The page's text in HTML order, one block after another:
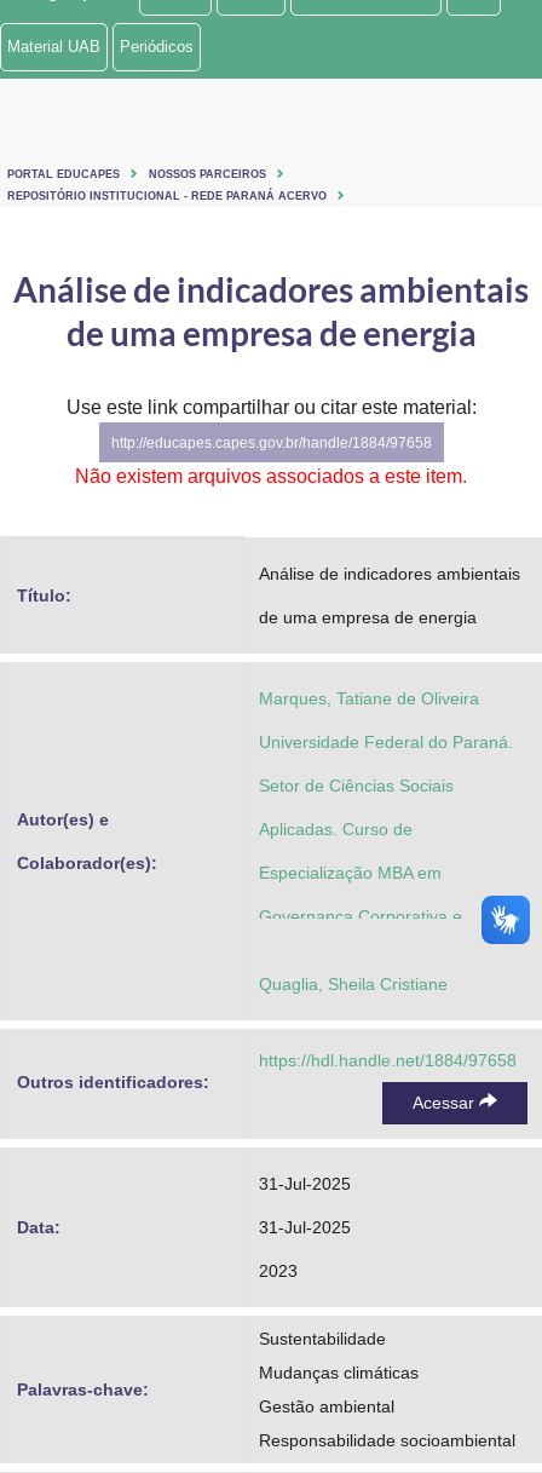
Ministério de Minas e Energia
Ministério do Turismo
Controladoria-Geral da União
Ministério da Mulher, da Família e dos Direitos Humanos
Secretaria-Geral
Material UAB Periódicos
PORTAL EDUCAPES
NOSSOS PARCEIROS
REPOSITÓRIO INSTITUCIONAL - REDE PARANÁ ACERVO
Análise de indicadores ambientais
de uma empresa de energia
Use este link compartilhar ou citar este material:
http://educapes.capes.gov.br/handle/1884/97658
Não existem arquivos associados a este item.
Título:
Análise de indicadores ambientais
de uma empresa de energia
Autor(es) e
Colaborador(es):
Marques, Tatiane de Oliveira
Universidade Federal do Paraná.
Setor de Ciências Sociais
Aplicadas. Curso de
Especialização MBA em
Governança Corporativa e
Quaglia, Sheila Cristiane
Outros identificadores:
https://hdl.handle.net/1884/97658
Acessar
Data:
31-Jul-2025
31-Jul-2025
2023
Palavras-chave:
Sustentabilidade
Mudanças climáticas
Gestão ambiental
Responsabilidade socioambiental